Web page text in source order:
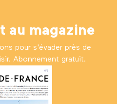
au magazine
pour s'évader près de
Abonnement gratuit.